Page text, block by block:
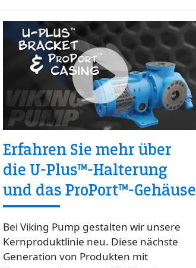
Erfahren Sie mehr über
die U-Plus™-Halterung
und das ProPort™-Gehäuse
Bei Viking Pump gestalten wir unsere
Kernproduktlinie neu. Diese nächste
Generation von Produkten mit